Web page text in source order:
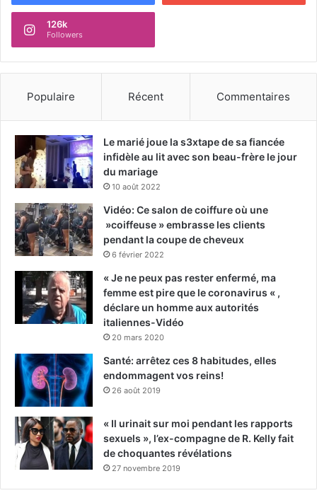
126k
Followers
Populaire Récent Commentaires
Le marié joue la s3xtape de sa fiancée
infidèle au lit avec son beau-frère le jour
du mariage
10 août 2022
Vidéo: Ce salon de coiffure où une
»coiffeuse » embrasse les clients
pendant la coupe de cheveux
6 février 2022
« Je ne peux pas rester enfermé, ma
femme est pire que le coronavirus « ,
déclare un homme aux autorités
italiennes-Vidéo
20 mars 2020
Santé: arrêtez ces 8 habitudes, elles
endommagent vos reins!
26 août 2019
« Il urinait sur moi pendant les rapports
sexuels », l’ex-compagne de R. Kelly fait
de choquantes révélations
27 novembre 2019